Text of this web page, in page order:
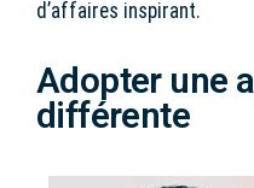
d’affaires inspirant.
Adopter une
différente